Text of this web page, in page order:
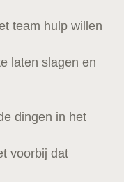
team hulp willen
laten slagen en
dingen in het
voorbij dat